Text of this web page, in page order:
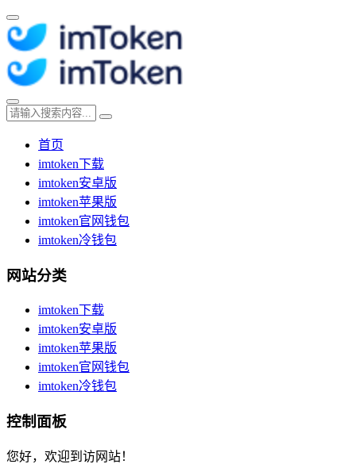
首页
imtoken下载
imtoken安卓版
imtoken苹果版
imtoken官网钱包
imtoken冷钱包
网站分类
imtoken下载
imtoken安卓版
imtoken苹果版
imtoken官网钱包
imtoken冷钱包
控制面板
您好，欢迎到访网站！